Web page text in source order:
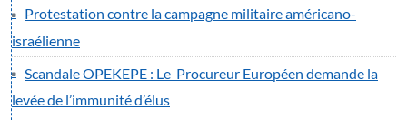
Protestation contre la campagne militaire américano-
israélienne
Scandale OPEKEPE : Le Procureur Européen demande la
levée de l’immunité d’élus